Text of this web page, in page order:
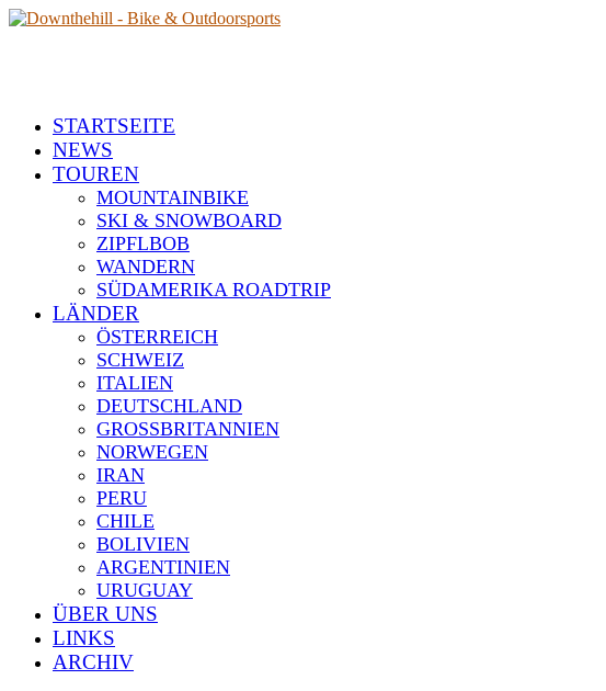
STARTSEITE
NEWS
TOUREN
MOUNTAINBIKE
SKI & SNOWBOARD
ZIPFLBOB
WANDERN
SÜDAMERIKA ROADTRIP
LÄNDER
ÖSTERREICH
SCHWEIZ
ITALIEN
DEUTSCHLAND
GROSSBRITANNIEN
NORWEGEN
IRAN
PERU
CHILE
BOLIVIEN
ARGENTINIEN
URUGUAY
ÜBER UNS
LINKS
ARCHIV